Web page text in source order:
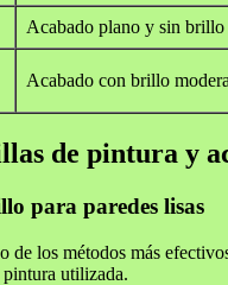
Acabado plano y sin brillo
Acabado con brillo
de pintura y
para paredes lisas
de los métodos más
utilizada.